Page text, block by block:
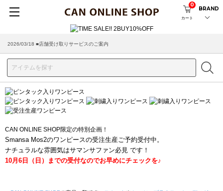
カート
0
BRAND
2026/08/04 ■8/13(木)AM2:00～サイトメンテナンス実施のお知らせ
2026/03/18 ■店舗受け取りサービスのご案内
CAN ONLINE SHOP限定の特別企画！
Smansa Mos2のワンピースの受注生産ご予約受付中。
ナチュラルな雰囲気はサマンサファン必見 です！
10月6日（日）までの受付なのでお早めにチェックを♪